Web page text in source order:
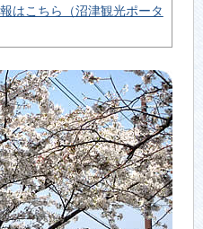
はこちら（沼津観光ポータ